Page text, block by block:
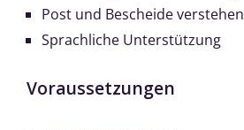
Post und Bescheide verstehen
Sprachliche Unterstützung
Voraussetzungen